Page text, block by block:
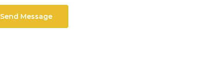
Send Message